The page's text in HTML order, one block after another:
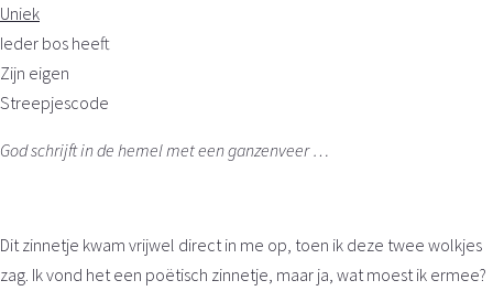
Uniek
Ieder bos heeft
Zijn eigen
Streepjescode
God schrijft in de hemel met een ganzenveer …
Dit zinnetje kwam vrijwel direct in me op, toen ik deze twee wolkjes
zag. Ik vond het een poëtisch zinnetje, maar ja, wat moest ik ermee?